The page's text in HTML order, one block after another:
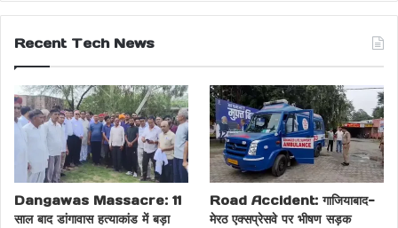
Recent Tech News
Dangawas Massacre: 11
साल बाद डांगावास हत्याकांड में बड़ा
Road Accident: गाजियाबाद-
मेरठ एक्सप्रेसवे पर भीषण सड़क